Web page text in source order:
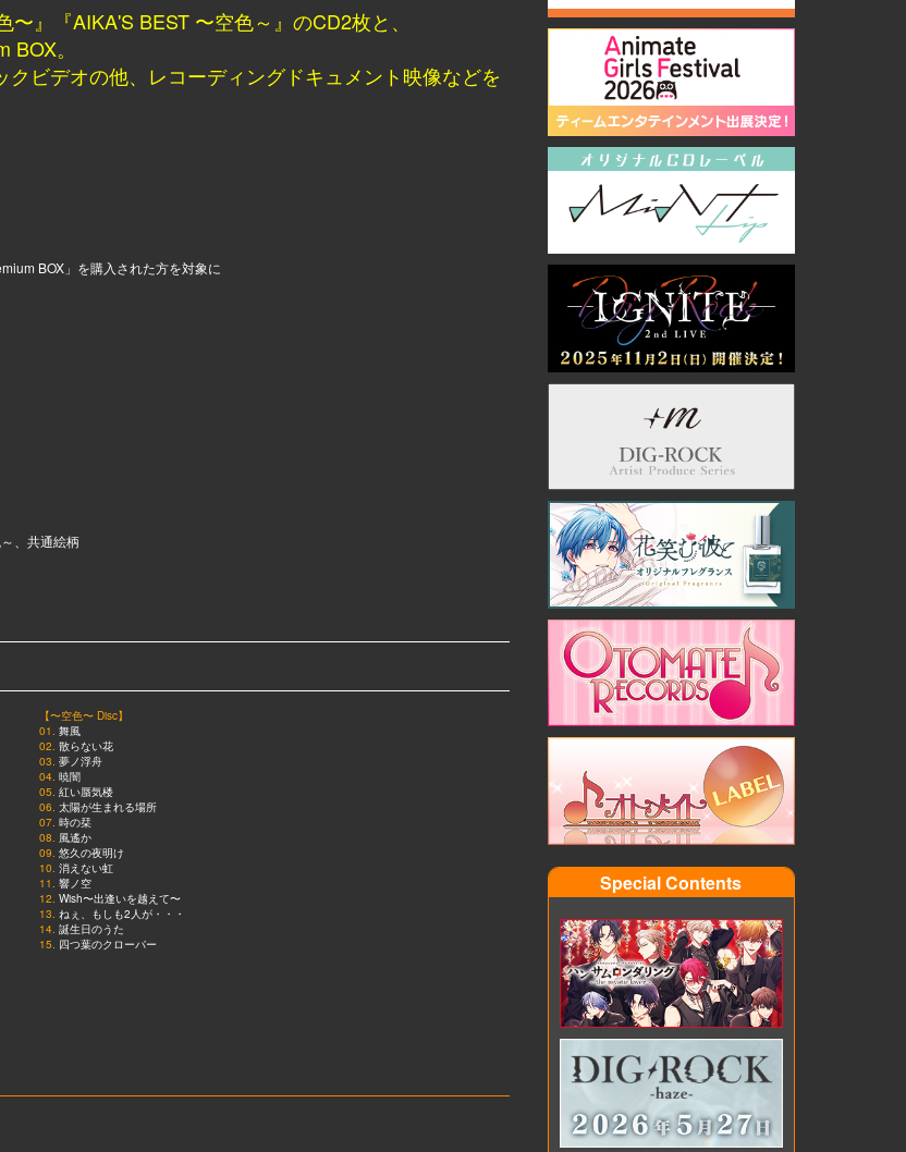
』『AIKA'S BEST 〜空色～』のCD2枚と、
。
ビデオの他、レコーディングドキュメント映像などを
BOX」を購入された方を対象に
、共通絵柄
【〜空色〜 Disc】
01. 舞風
02. 散らない花
03. 夢ノ浮舟
04. 暁闇
05. 紅い蜃気楼
06. 太陽が生まれる場所
07. 時の栞
08. 風遙か
09. 悠久の夜明け
10. 消えない虹
11. 響ノ空
12. Wish〜出逢いを越えて〜
13. ねぇ、もしも2人が・・・
14. 誕生日のうた
15. 四つ葉のクローバー
Special Contents